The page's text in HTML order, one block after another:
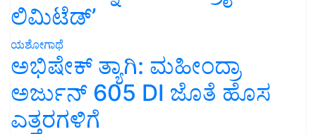
ಲಿಮಿಟೆಡ್’
ಯಶೋಗಾಥೆ
ಅಭಿಷೇಕ್ ತ್ಯಾಗಿ: ಮಹೀಂದ್ರಾ
ಅರ್ಜುನ್ 605 DI ಜೊತೆ ಹೊಸ
ಎತ್ತರಗಳಿಗೆ